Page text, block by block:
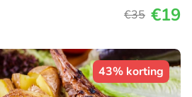
€35 €19
43% korting